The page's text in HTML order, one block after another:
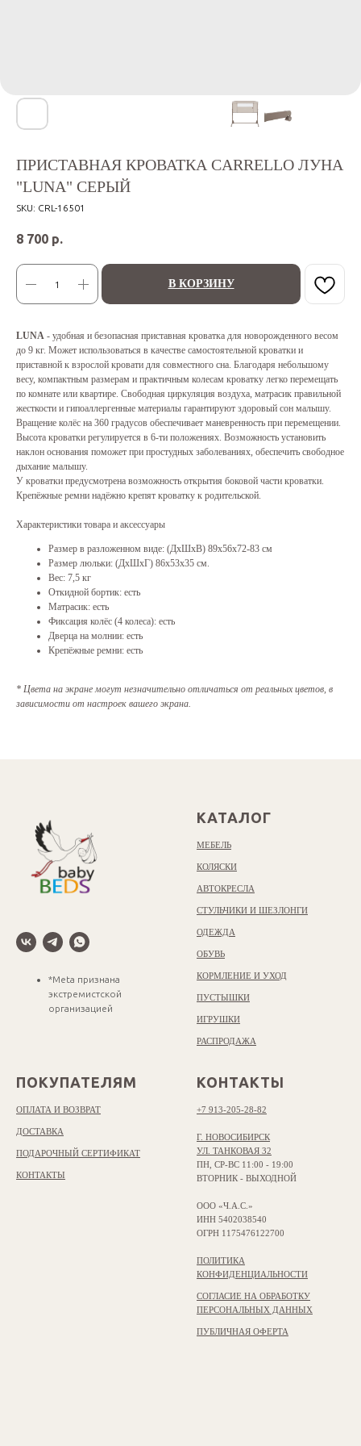
ПРИСТАВНАЯ КРОВАТКА CARRELLO ЛУНА
"LUNA" СЕРЫЙ
SKU: CRL-16501
8 700 р.
В КОРЗИНУ
LUNA - удобная и безопасная приставная кроватка для новорожденного весом
до 9 кг. Может использоваться в качестве самостоятельной кроватки и
приставной к взрослой кровати для совместного сна. Благодаря небольшому
весу, компактным размерам и практичным колесам кроватку легко перемещать
по комнате или квартире. Свободная циркуляция воздуха, матрасик правильной
жесткости и гипоаллергенные материалы гарантируют здоровый сон малышу.
Вращение колёс на 360 градусов обеспечивает маневренность при перемещении.
Высота кроватки регулируется в 6-ти положениях. Возможность установить
наклон основания поможет при простудных заболеваниях, обеспечить свободное
дыхание малышу.
У кроватки предусмотрена возможность открытия боковой части кроватки.
Крепёжные ремни надёжно крепят кроватку к родительской.
Характеристики товара и аксессуары
Размер в разложенном виде: (ДхШхВ) 89х56х72-83 см
Размер люльки: (ДхШхГ) 86х53х35 см.
Вес: 7,5 кг
Откидной бортик: есть
Матрасик: есть
Фиксация колёс (4 колеса): есть
Дверца на молнии: есть
Крепёжные ремни: есть
* Цвета на экране могут незначительно отличаться от реальных цветов, в
зависимости от настроек вашего экрана.
*Meta признана
экстремистской
организацией
КАТАЛОГ
МЕБЕЛЬ
КОЛЯСКИ
АВТОКРЕСЛА
СТУЛЬЧИКИ И ШЕЗЛОНГИ
ОДЕЖДА
ОБУВЬ
КОРМЛЕНИЕ И УХОД
ПУСТЫШКИ
ИГРУШКИ
РАСПРОДАЖА
ПОКУПАТЕЛЯМ
ОПЛАТА И ВОЗВРАТ
ДОСТАВКА
ПОДАРОЧНЫЙ СЕРТИФИКАТ
КОНТАКТЫ
КОНТАКТЫ
+7 913-205-28-82
Г. НОВОСИБИРСК
УЛ. ТАНКОВАЯ 32
ПН, СР-ВС 11:00 - 19:00
ВТОРНИК - ВЫХОДНОЙ
ООО «Ч.А.С.»
ИНН 5402038540
ОГРН 1175476122700
ПОЛИТИКА
КОНФИДЕНЦИАЛЬНОСТИ
СОГЛАСИЕ НА ОБРАБОТКУ
ПЕРСОНАЛЬНЫХ ДАННЫХ
ПУБЛИЧНАЯ ОФЕРТА